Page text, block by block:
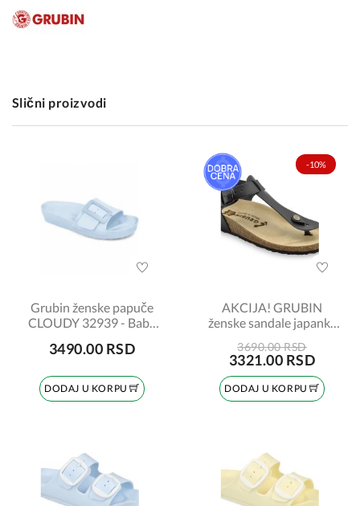
Slični proizvodi
Grubin ženske papuče
CLOUDY 32939 - Baby
3490.00 RSD
DODAJ U KORPU
-10%
AKCIJA! GRUBIN
ženske sandale japanke
broj:37
3690.00 RSD
3321.00 RSD
DODAJ U KORPU